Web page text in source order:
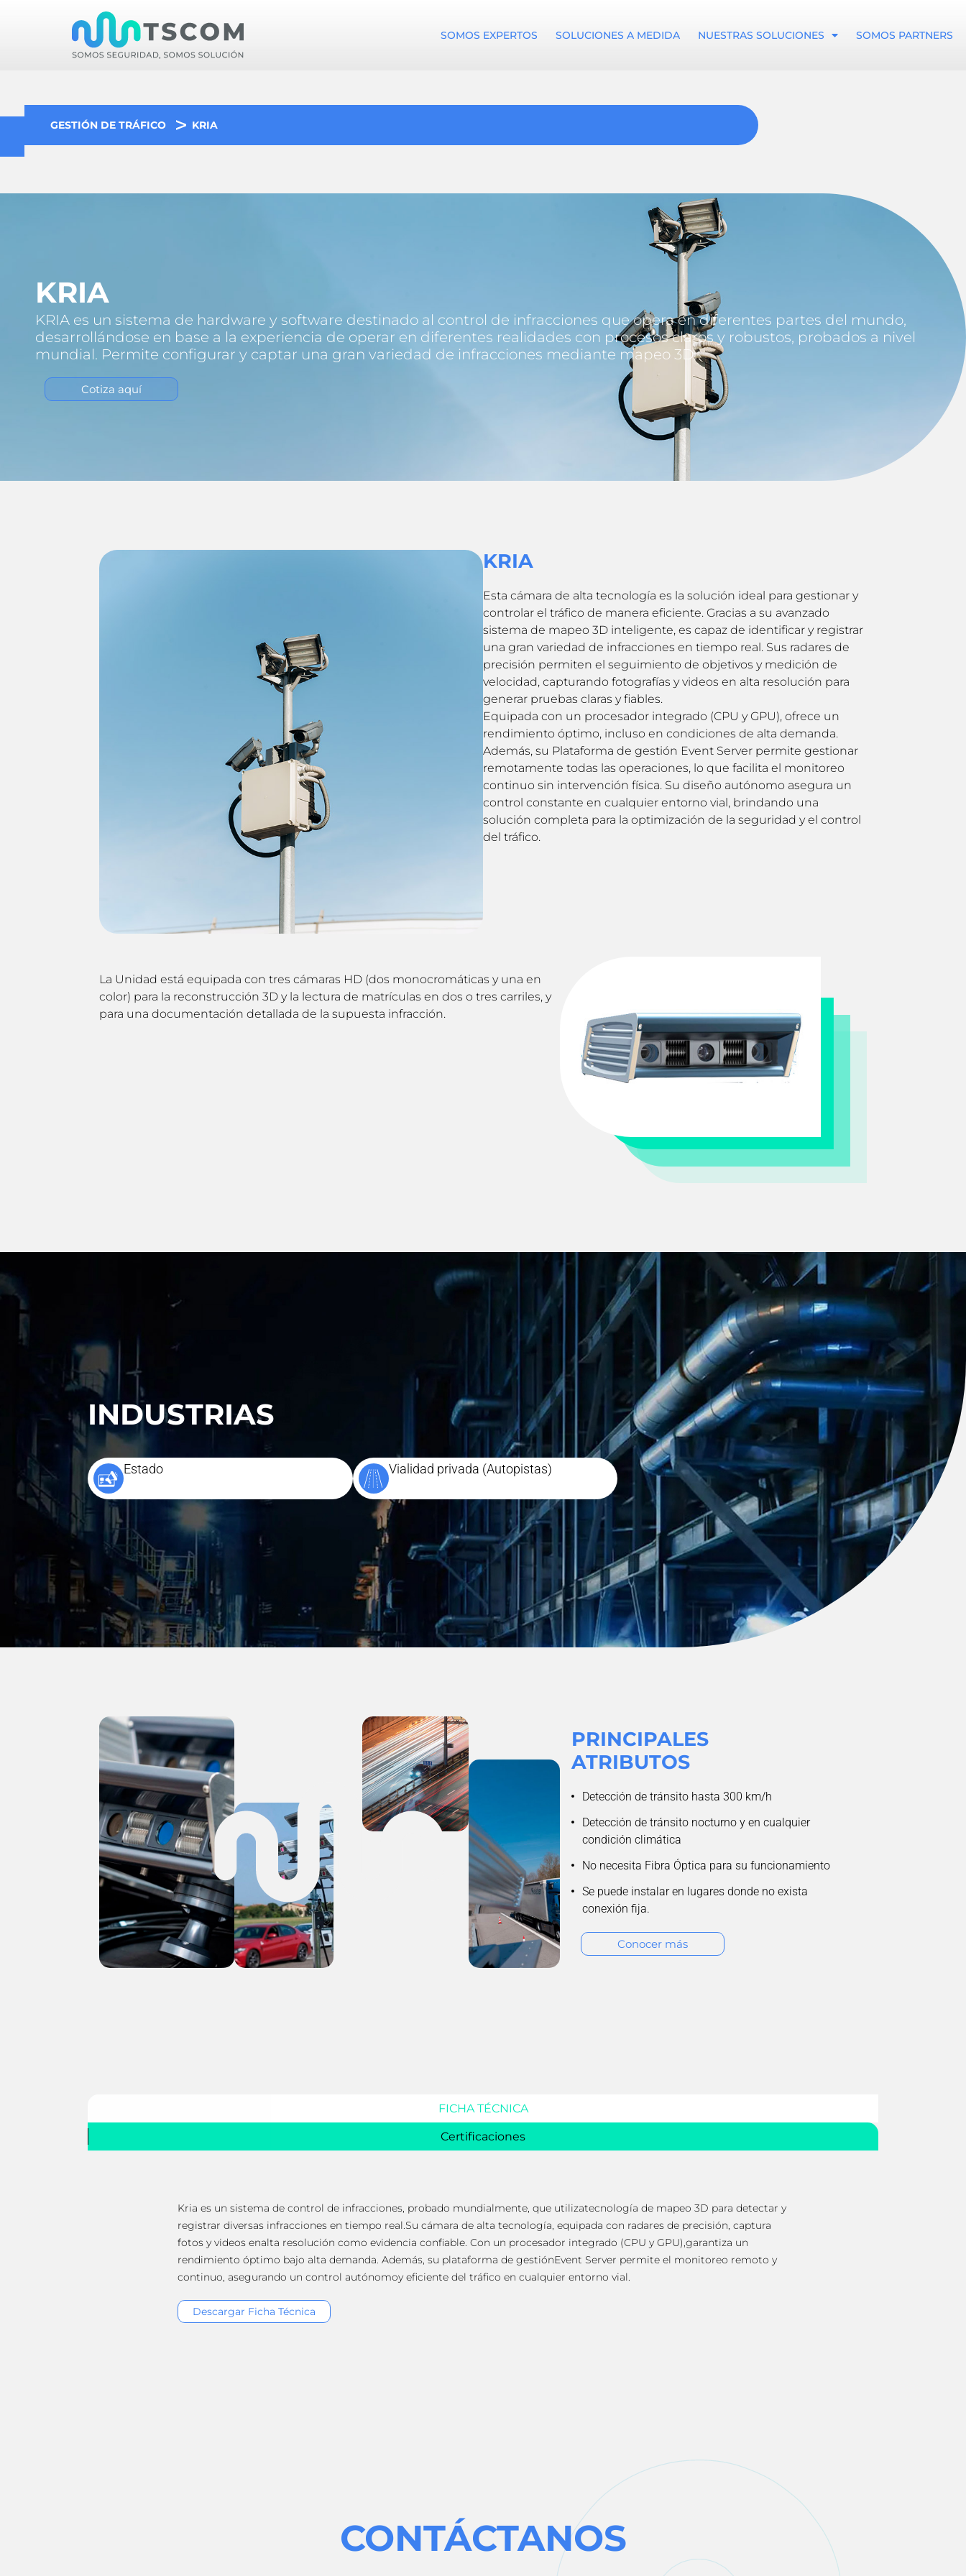
SOMOS EXPERTOS SOLUCIONES A MEDIDA NUESTRAS SOLUCIONES SOMOS PARTNERS
GESTIÓN DE TRÁFICO KRIA
KRIA
KRIA es un sistema de hardware y software destinado al control de infracciones que opera en diferentes partes del mundo,
desarrollándose en base a la experiencia de operar en diferentes realidades con procesos claros y robustos, probados a nivel
mundial. Permite configurar y captar una gran variedad de infracciones mediante mapeo 3D.
Cotiza aquí
KRIA
Esta cámara de alta tecnología es la solución ideal para gestionar y
controlar el tráfico de manera eficiente. Gracias a su avanzado
sistema de mapeo 3D inteligente, es capaz de identificar y registrar
una gran variedad de infracciones en tiempo real. Sus radares de
precisión permiten el seguimiento de objetivos y medición de
velocidad, capturando fotografías y videos en alta resolución para
generar pruebas claras y fiables.
Equipada con un procesador integrado (CPU y GPU), ofrece un
rendimiento óptimo, incluso en condiciones de alta demanda.
Además, su Plataforma de gestión Event Server permite gestionar
remotamente todas las operaciones, lo que facilita el monitoreo
continuo sin intervención física. Su diseño autónomo asegura un
control constante en cualquier entorno vial, brindando una
solución completa para la optimización de la seguridad y el control
del tráfico.
La Unidad está equipada con tres cámaras HD (dos monocromáticas y una en
color) para la reconstrucción 3D y la lectura de matrículas en dos o tres carriles, y
para una documentación detallada de la supuesta infracción.
INDUSTRIAS
Estado Vialidad privada (Autopistas)
PRINCIPALES
ATRIBUTOS
Detección de tránsito hasta 300 km/h
Detección de tránsito nocturno y en cualquier
condición climática
No necesita Fibra Óptica para su funcionamiento
Se puede instalar en lugares donde no exista
conexión fija.
Conocer más
FICHA TÉCNICA
Certificaciones
Kria es un sistema de control de infracciones, probado mundialmente, que utilizatecnología de mapeo 3D para detectar y
registrar diversas infracciones en tiempo real.Su cámara de alta tecnología, equipada con radares de precisión, captura
fotos y videos enalta resolución como evidencia confiable. Con un procesador integrado (CPU y GPU),garantiza un
rendimiento óptimo bajo alta demanda. Además, su plataforma de gestiónEvent Server permite el monitoreo remoto y
continuo, asegurando un control autónomoy eficiente del tráfico en cualquier entorno vial.
Descargar Ficha Técnica
CONTÁCTANOS